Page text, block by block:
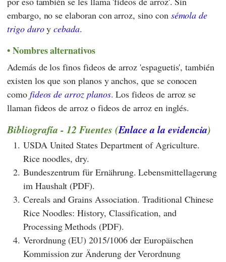
embargo, no se elaboran con arroz, sino con sémola de
trigo duroycebada.
Nombres alternativos
Además de los finos fideos de arroz 'espaguetis', también
existen los que son planos y anchos, que se conocen
como fideos de arroz planos. Los fideos de arroz se
llaman fideos de arroz o fideos de arroz en inglés.
Bibliografía - 12 Fuentes (Enlace a la evidencia)
1. USDA United States Department of Agriculture.
Rice noodles, dry.
2. Bundeszentrum für Ernährung. Lebensmittellagerung
im Haushalt (PDF).
3. Cereals and Grains Association. Traditional Chinese
Rice Noodles: History, Classification, and
Processing Methods (PDF).
4. Verordnung (EU) 2015/1006 der Europäischen
Kommission zur Änderung der Verordnung